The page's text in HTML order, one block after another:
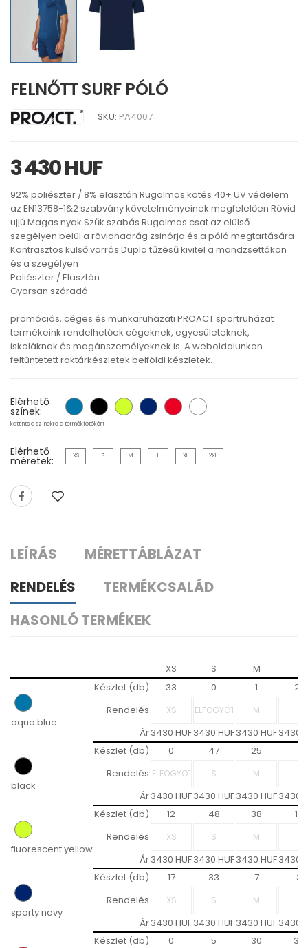
FELNŐTT SURF PÓLÓ
SKU: PA4007
3 430 HUF
92% poliészter / 8% elasztán Rugalmas kötés 40+ UV védelem
az EN13758-1&2 szabvány követelményeinek megfelelően Rövid
ujjú Magas nyak Szűk szabás Rugalmas csat az elülső
szegélyen belül a rövidnadrág zsinórja és a póló megtartására
Kontrasztos külső varrás Dupla tűzésű kivitel a mandzsettákon
és a szegélyen
Poliészter / Elasztán
Gyorsan száradó
promóciós, céges és munkaruházati PROACT sportruházat
termékeink rendelhetőek cégeknek, egyesületeknek,
iskoláknak és magánszemélyeknek is. A weboldalunkon
feltüntetett raktárkészletek belföldi készletek.
Elérhető
színek:
kattints a színekre a termékfotókért
Elérhető
méretek: XS S M L XL 2XL
LEÍRÁS
MÉRETTÁBLÁZAT
RENDELÉS
TERMÉKCSALÁD
HASONLÓ TERMÉKEK
XS S M
aqua blue
Készlet (db) 33 0 1
27
Rendelés
Ár3430 HUF3430 HUF3430 HUF3430
black
Készlet (db) 0 47 25
7
Rendelés
Ár3430 HUF3430 HUF3430 HUF3430
fluorescent yellow
Készlet (db) 12 48 38
10
Rendelés
Ár3430 HUF3430 HUF3430 HUF3430
sporty navy
Készlet (db) 17 33 7
3
Rendelés
Ár3430 HUF3430 HUF3430 HUF3430
Készlet (db) 0 5 30
30